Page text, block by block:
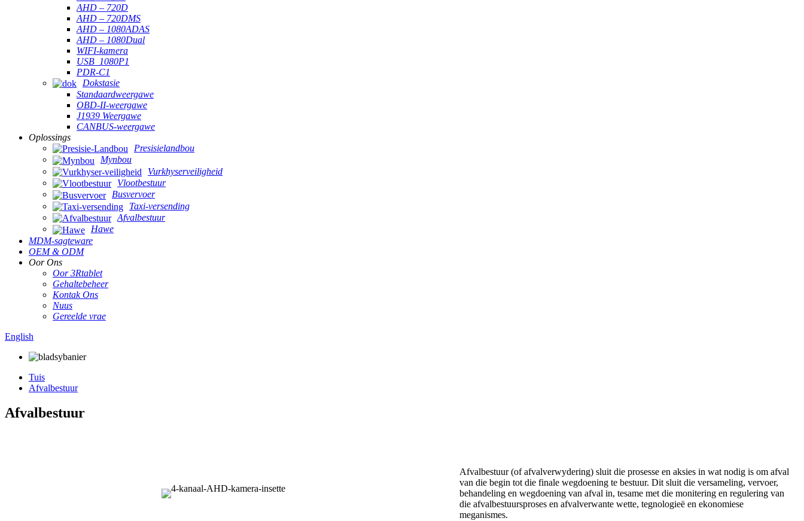
AHD – 720D
AHD – 720DMS
AHD – 1080ADAS
AHD – 1080Dual
WIFI-kamera
USB_1080P1
PDR-C1
Dokstasie
Standaardweergawe
OBD-II-weergawe
J1939 Weergawe
CANBUS-weergawe
Oplossings
Presisielandbou
Mynbou
Vurkhyserveiligheid
Vlootbestuur
Busvervoer
Taxi-versending
Afvalbestuur
Hawe
MDM-sagteware
OEM & ODM
Oor Ons
Oor 3Rtablet
Gehaltebeheer
Kontak Ons
Nuus
Gereelde vrae
English
Tuis
Afvalbestuur
Afvalbestuur
Afvalbestuur (of afvalverwydering) sluit die prosesse en aksies in wat nodig is om afval
van die begin tot die finale wegdoening te bestuur. Dit sluit die versameling, vervoer,
behandeling en wegdoening van afval in, tesame met die monitering en regulering van
die afvalbestuursproses en afvalverwante wette, tegnologieë en ekonomiese
meganismes.